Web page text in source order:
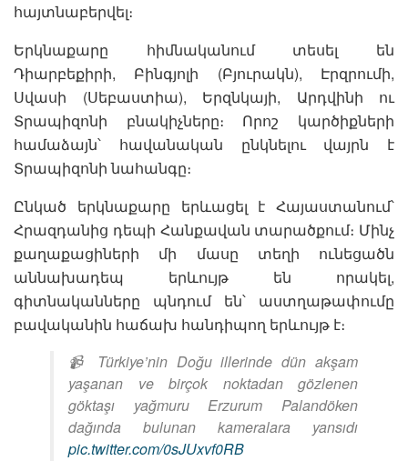
հայտնաբերվել։
Երկնաքարը հիմնականում տեսել են
Դիարբեքիրի, Բինգյոլի (Բյուրակն), Էրզրումի,
Սվասի (Սեբաստիա), Երզնկայի, Արդվինի ու
Տրապիզոնի բնակիչները։ Որոշ կարծիքների
համաձայն՝ հավանական ընկնելու վայրն է
Տրապիզոնի նահանգը։
Ընկած երկնաքարը երևացել է Հայաստանում՝
Հրազդանից դեպի Հանքավան տարածքում։ Մինչ
քաղաքացիների մի մասը տեղի ունեցածն
աննախադեպ երևույթ են որակել,
գիտնականները պնդում են՝ աստղաթափումը
բավականին հաճախ հանդիպող երևույթ է։
📹 Türkiye’nin Doğu illerinde dün akşam
yaşanan ve birçok noktadan gözlenen
göktaşı yağmuru Erzurum Palandöken
dağında bulunan kameralara yansıdı
pic.twitter.com/0sJUxvf0RB